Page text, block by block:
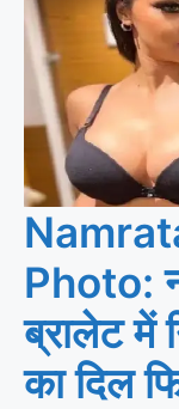
Photo:
ब्रालेट में
का दिल